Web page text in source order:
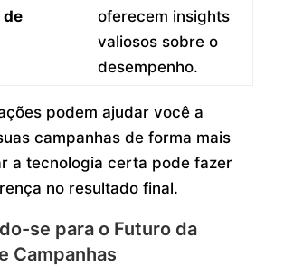
de
oferecem insights
valiosos sobre o
desempenho.
podem ajudar você a
campanhas de forma mais
a tecnologia certa pode fazer
no resultado final.
se para o Futuro da
Campanhas